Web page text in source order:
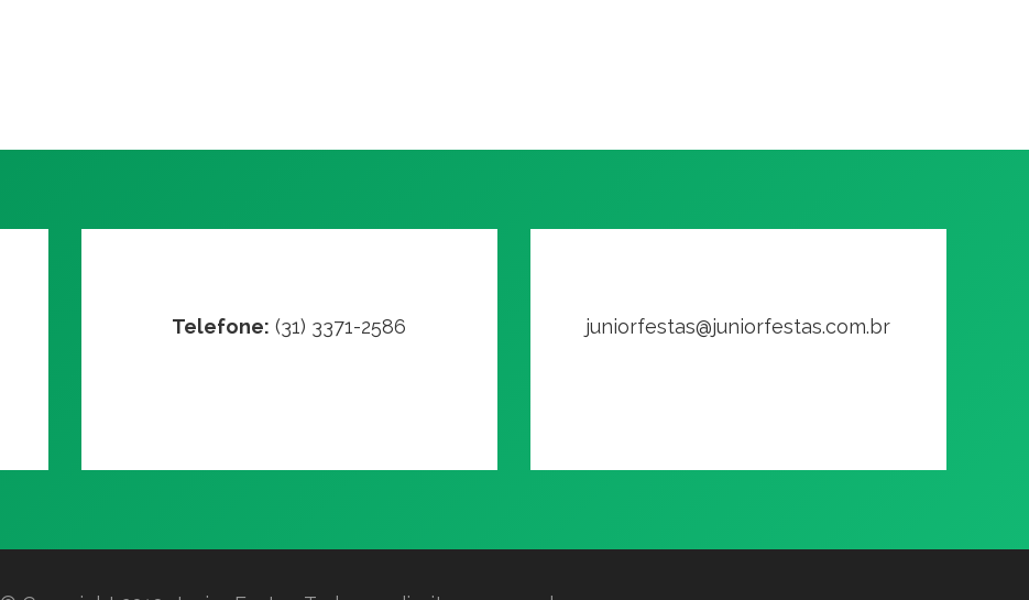
Telefone: (31) 3371-2586 juniorfestas@juniorfestas.com.br